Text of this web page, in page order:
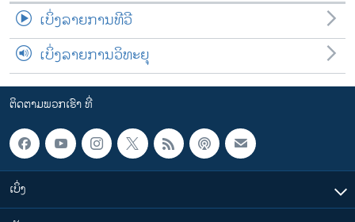
ເບິ່ງລາຍການທີວີ
ເບິ່ງລາຍການວິທະຍຸ
ຕິດຕາມພວກເຮົາ ທີ່
ເບິ່ງ